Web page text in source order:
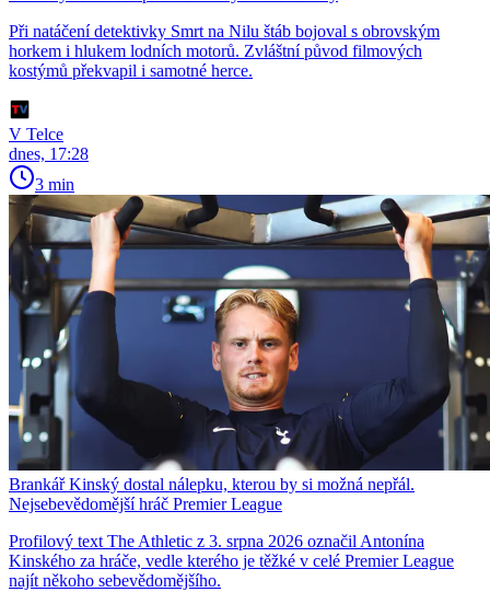
Při natáčení detektivky Smrt na Nilu štáb bojoval s obrovským
horkem i hlukem lodních motorů. Zvláštní původ filmových
kostýmů překvapil i samotné herce.
V Telce
dnes, 17:28
3 min
Brankář Kinský dostal nálepku, kterou by si možná nepřál.
Nejsebevědomější hráč Premier League
Profilový text The Athletic z 3. srpna 2026 označil Antonína
Kinského za hráče, vedle kterého je těžké v celé Premier League
najít někoho sebevědomějšího.